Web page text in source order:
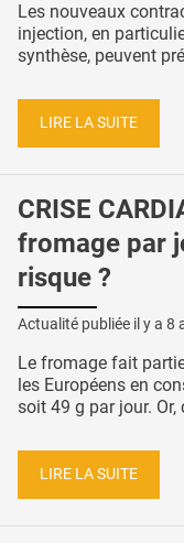
Les nouveaux
injection, en
synthèse, peuvent
LIRE LA SUITE
CRISE
fromage par
risque ?
Actualité publiée il y a 8
Le fromage fait
les Européens en
soit 49 g par jour.
LIRE LA SUITE